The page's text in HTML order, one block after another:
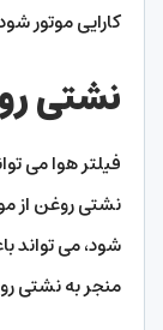
کارایی موتور
نشتی
فیلتر هوا می
نشتی روغن از
شود، می تواند
منجر به نشتی